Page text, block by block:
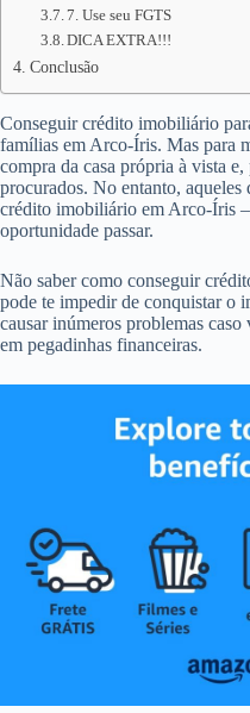
7. Use seu FGTS
DICA EXTRA!!!
Conclusão
Conseguir crédito imobiliário
famílias em Arco-Íris. Mas para
compra da casa própria à vista
procurados. No entanto, aqueles
crédito imobiliário em Arco-Íris –
oportunidade passar.
Não saber como conseguir
pode te impedir de conquistar o
causar inúmeros problemas
em pegadinhas financeiras.